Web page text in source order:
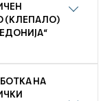
(КЛЕПАЛО)
НА